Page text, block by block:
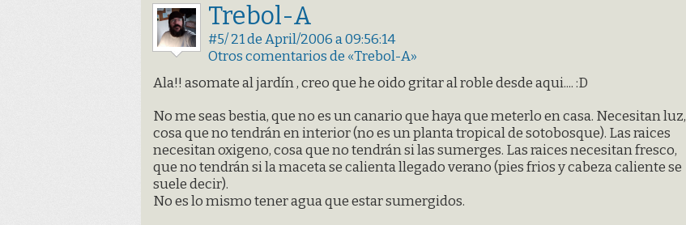
Trebol-A
#5/ 21 de April/2006 a 09:56:14
Otros comentarios de «Trebol-A»
Ala!! asomate al jardín , creo que he oido gritar al roble desde aqui.... :D
No me seas bestia, que no es un canario que haya que meterlo en casa. Necesitan luz,
cosa que no tendrán en interior (no es un planta tropical de sotobosque). Las raices
necesitan oxigeno, cosa que no tendrán si las sumerges. Las raices necesitan fresco,
que no tendrán si la maceta se calienta llegado verano (pies frios y cabeza caliente se
suele decir).
No es lo mismo tener agua que estar sumergidos.